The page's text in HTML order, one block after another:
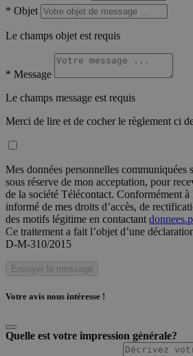
* Objet
Le champs objet est requis
* Message
Le champs message est requis
Merci de lire et de cocher le règlement ci
Mes données personnelles communiquées
sous réserve de mon acceptation, pour
de la société Télécontact. Conformément
informé de mes droits d’accès, de
des motifs légitime en contactant
Ce traitement a fait l’objet d’une
D-M-310/2015
Envoyer le message
Votre avis nous intéresse !
Quelle est votre impression générale?